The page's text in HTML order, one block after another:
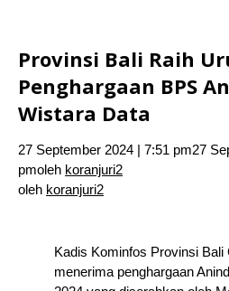
Provinsi Bali Raih
Penghargaan BPS
Wistara Data
27 September 2024 | 7:51 pm27
pmoleh koranjuri2
oleh koranjuri2
Kadis Kominfos Provinsi Bali
menerima penghargaan